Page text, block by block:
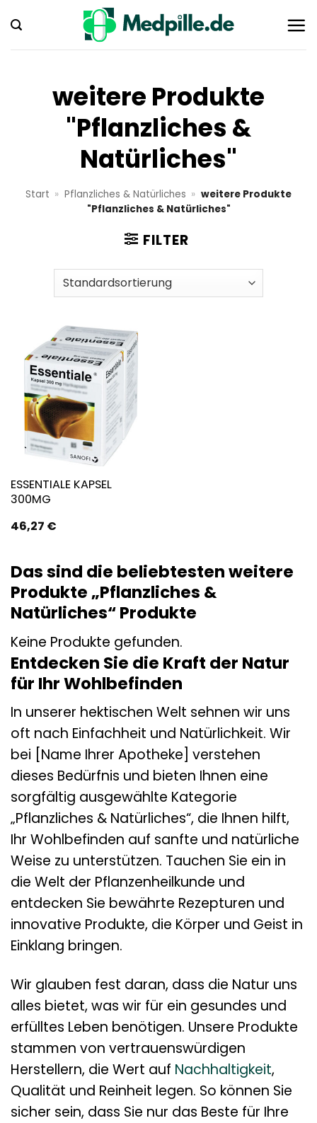
Inhalt
springen
weitere Produkte
"Pflanzliches &
Natürliches"
Start » Pflanzliches & Natürliches » weitere Produkte
"Pflanzliches & Natürliches"
FILTER
ESSENTIALE KAPSEL
300MG
46,27 €
Das sind die beliebtesten weitere
Produkte „Pflanzliches &
Natürliches“ Produkte
Keine Produkte gefunden.
Entdecken Sie die Kraft der Natur
für Ihr Wohlbefinden
In unserer hektischen Welt sehnen wir uns
oft nach Einfachheit und Natürlichkeit. Wir
bei [Name Ihrer Apotheke] verstehen
dieses Bedürfnis und bieten Ihnen eine
sorgfältig ausgewählte Kategorie
„Pflanzliches & Natürliches“, die Ihnen hilft,
Ihr Wohlbefinden auf sanfte und natürliche
Weise zu unterstützen. Tauchen Sie ein in
die Welt der Pflanzenheilkunde und
entdecken Sie bewährte Rezepturen und
innovative Produkte, die Körper und Geist in
Einklang bringen.
Wir glauben fest daran, dass die Natur uns
alles bietet, was wir für ein gesundes und
erfülltes Leben benötigen. Unsere Produkte
stammen von vertrauenswürdigen
Herstellern, die Wert auf Nachhaltigkeit,
Qualität und Reinheit legen. So können Sie
sicher sein, dass Sie nur das Beste für Ihre